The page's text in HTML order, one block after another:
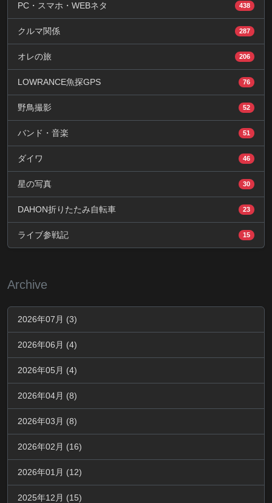
PC・スマホ・WEBネタ 438
クルマ関係 287
オレの旅 206
LOWRANCE魚探GPS 76
野鳥撮影 52
バンド・音楽 51
ダイワ 46
星の写真 30
DAHON折りたたみ自転車 23
ライブ参戦記 15
Archive
2026年07月 (3)
2026年06月 (4)
2026年05月 (4)
2026年04月 (8)
2026年03月 (8)
2026年02月 (16)
2026年01月 (12)
2025年12月 (15)